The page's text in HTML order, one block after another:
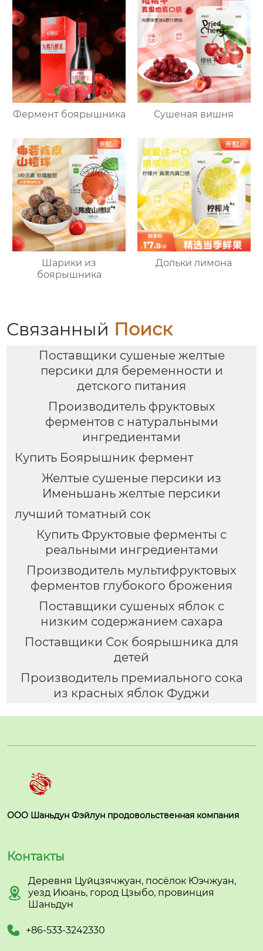
Фермент боярышника Сушеная вишня
Шарики из
боярышника
Дольки лимона
Связанный Поиск
Поставщики сушеные желтые
персики для беременности и
детского питания
Производитель фруктовых
ферментов с натуральными
ингредиентами
Купить Боярышник фермент
Желтые сушеные персики из
Именьшань желтые персики
лучший томатный сок
Купить Фруктовые ферменты с
реальными ингредиентами
Производитель мультифруктовых
ферментов глубокого брожения
Поставщики сушеных яблок с
низким содержанием сахара
Поставщики Сок боярышника для
детей
Производитель премиального сока
из красных яблок Фуджи
ООО Шаньдун Фэйлун продовольственная компания
Контакты

Деревня Цуйцзячжуан, посёлок Юэчжуан,
уезд Июань, город Цзыбо, провинция
Шаньдун
 +86-533-3242330